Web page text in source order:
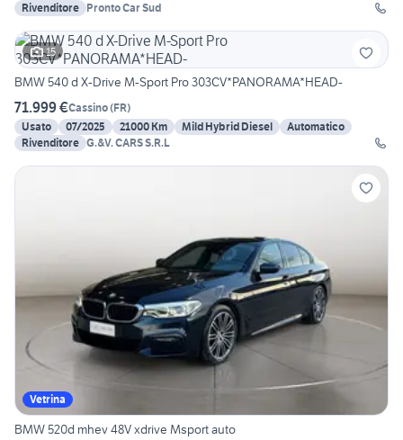
Rivenditore Pronto Car Sud
15
BMW 540 d X-Drive M-Sport Pro 303CV*PANORAMA*HEAD-
71.999 €Cassino(FR)
Usato
07/2025 21000 Km Mild Hybrid Diesel
Automatico
Rivenditore G.&V. CARS S.R.L
Vetrina
BMW 520d mhev 48V xdrive Msport auto